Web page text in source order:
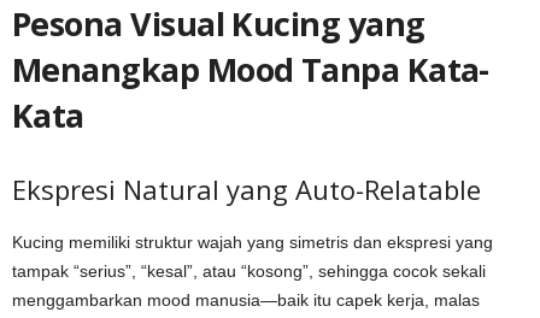
Pesona Visual Kucing yang
Menangkap Mood Tanpa Kata-
Kata
Ekspresi Natural yang Auto-Relatable
Kucing memiliki struktur wajah yang simetris dan ekspresi yang
tampak “serius”, “kesal”, atau “kosong”, sehingga cocok sekali
menggambarkan mood manusia—baik itu capek kerja, malas